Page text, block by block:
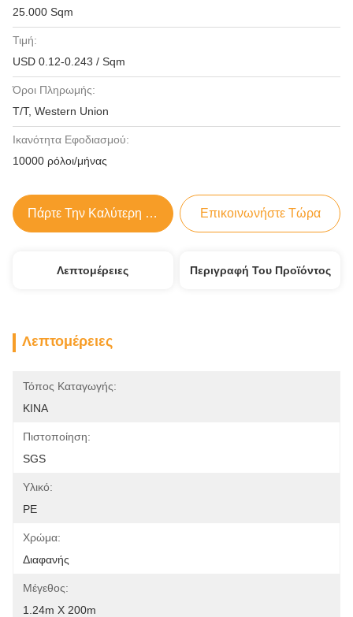
25.000 Sqm
Τιμή:
USD 0.12-0.243 / Sqm
Όροι Πληρωμής:
T/T, Western Union
Ικανότητα Εφοδιασμού:
10000 ρόλοι/μήνας
Πάρτε Την Καλύτερη Τιμή Επικοινωνήστε Τώρα
Λεπτομέρειες Περιγραφή Του Προϊόντος
Λεπτομέρειες
Τόπος Καταγωγής:
ΚΙΝΑ
Πιστοποίηση:
SGS
Υλικό:
PE
Χρώμα:
Διαφανής
Μέγεθος:
1.24m X 200m